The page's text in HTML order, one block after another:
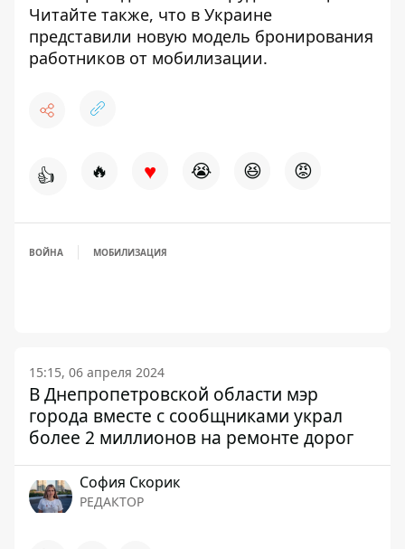
Читайте также, что в Украине
представили новую модель бронирования
работников от мобилизации.
👍 🔥 ♥ 😭 😆 😡
ВОЙНА МОБИЛИЗАЦИЯ
15:15, 06 апреля 2024
В Днепропетровской области мэр
города вместе с сообщниками украл
более 2 миллионов на ремонте дорог
София Скорик
РЕДАКТОР